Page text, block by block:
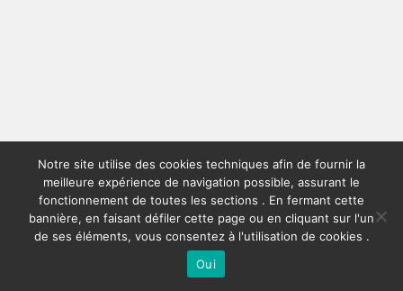
Notre site utilise des cookies techniques afin de fournir la
meilleure expérience de navigation possible, assurant le
fonctionnement de toutes les sections . En fermant cette
bannière, en faisant défiler cette page ou en cliquant sur l'un
de ses éléments, vous consentez à l'utilisation de cookies .
Oui